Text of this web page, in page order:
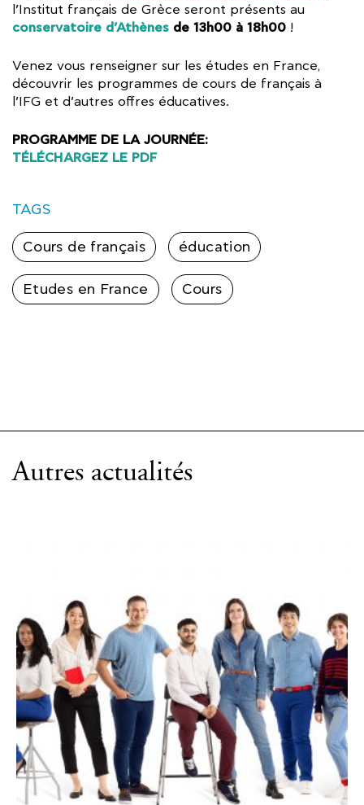
l’Institut français de Grèce seront présents au
conservatoire d’Athènes de 13h00 à 18h00 !
Venez vous renseigner sur les études en France,
découvrir les programmes de cours de français à
l’IFG et d’autres offres éducatives.
PROGRAMME DE LA JOURNÉE:
TÉLÉCHARGEZ LE PDF
TAGS
Cours de français éducation
Etudes en France Cours
Autres actualités